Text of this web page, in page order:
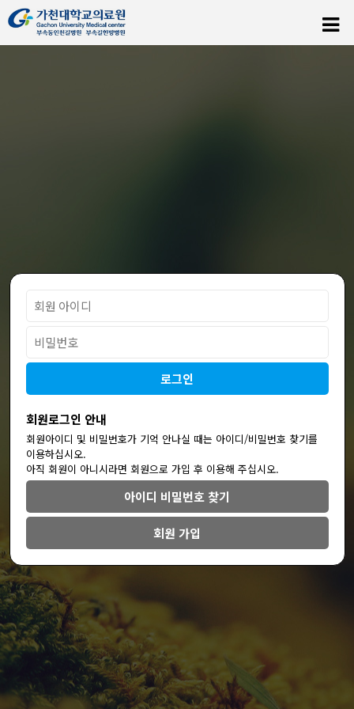
회원로그인 안내
회원아이디 및 비밀번호가 기억 안나실 때는 아이디/비밀번호 찾기를
이용하십시오.
아직 회원이 아니시라면 회원으로 가입 후 이용해 주십시오.
아이디 비밀번호 찾기
회원 가입